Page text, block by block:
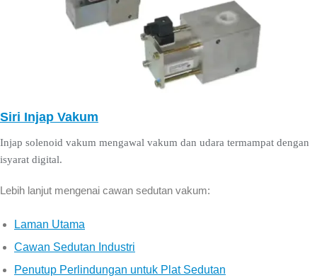
Siri Injap Vakum
Injap solenoid vakum mengawal vakum dan udara termampat dengan
isyarat digital.
Lebih lanjut mengenai cawan sedutan vakum:
Laman Utama
Cawan Sedutan Industri
Penutup Perlindungan untuk Plat Sedutan